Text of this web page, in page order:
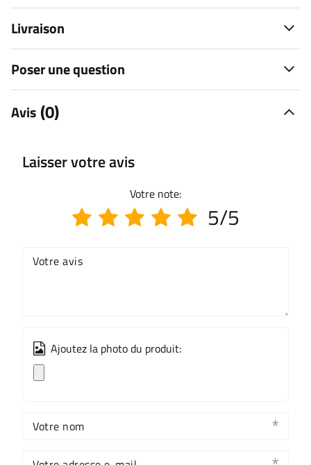
Livraison
Poser une question
Avis (0)
Laisser votre avis
Votre note:
5/5
Votre avis
Ajoutez la photo du produit:
Votre nom